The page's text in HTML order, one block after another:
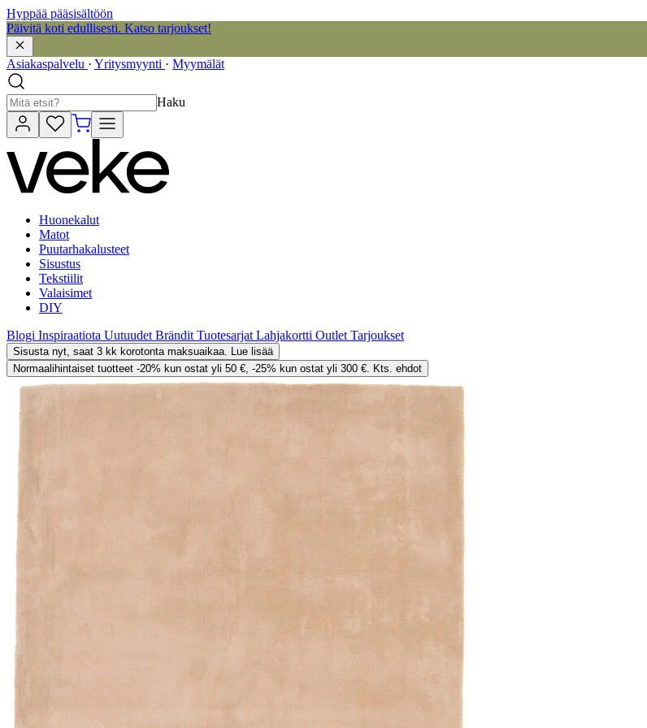
Hyppää pääsisältöön
Päivitä koti edullisesti. Katso tarjoukset!
Asiakaspalvelu · Yritysmyynti · Myymälät
Haku
Huonekalut
Matot
Puutarhakalusteet
Sisustus
Tekstiilit
Valaisimet
DIY
Blogi Inspiraatiota Uutuudet Brändit Tuotesarjat Lahjakortti Outlet Tarjoukset
Sisusta nyt, saat 3 kk korotonta maksuaikaa. Lue lisää
Normaalihintaiset tuotteet -20% kun ostat yli 50 €, -25% kun ostat yli 300 €. Kts. ehdot